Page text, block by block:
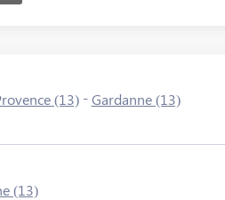
(13)-Gardanne (13)
(13)